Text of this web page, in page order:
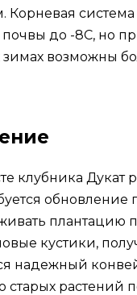
Корневая
до -8С, но
возможны
клубника Дукат
обновление
плантацию
кустики,
надежный
старых растений